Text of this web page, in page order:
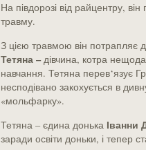
На півдорозі від райцентру,
травму.
З цією травмою він потрапляє
Тетяна –дівчина, котра
навчання. Тетяна перев‘язує
несподівано закохується в
«мольфарку».
Тетяна – єдина донька Іванни
заради освіти доньки, і тепер